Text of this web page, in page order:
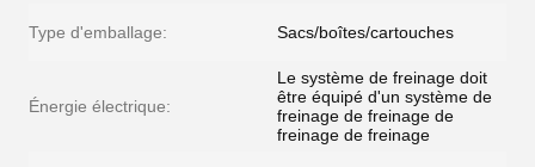
Type d'emballage: Sacs/boîtes/cartouches
Énergie électrique:
Le système de freinage doit
être équipé d'un système de
freinage de freinage de
freinage de freinage